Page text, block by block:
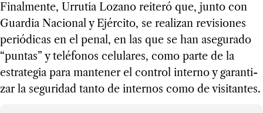
Final­mente, Urru­tia Lozano rei­teró que, junto con
Guar­dia Nacio­nal y Ejér­cito, se rea­li­zan revi­sio­nes
perió­di­cas en el penal, en las que se han ase­gu­rado
“pun­tas” y telé­fo­nos celu­la­res, como parte de la
estra­te­gia para man­te­ner el con­trol interno y garan­ti­
zar la segu­ri­dad tanto de inter­nos como de visi­tan­tes.